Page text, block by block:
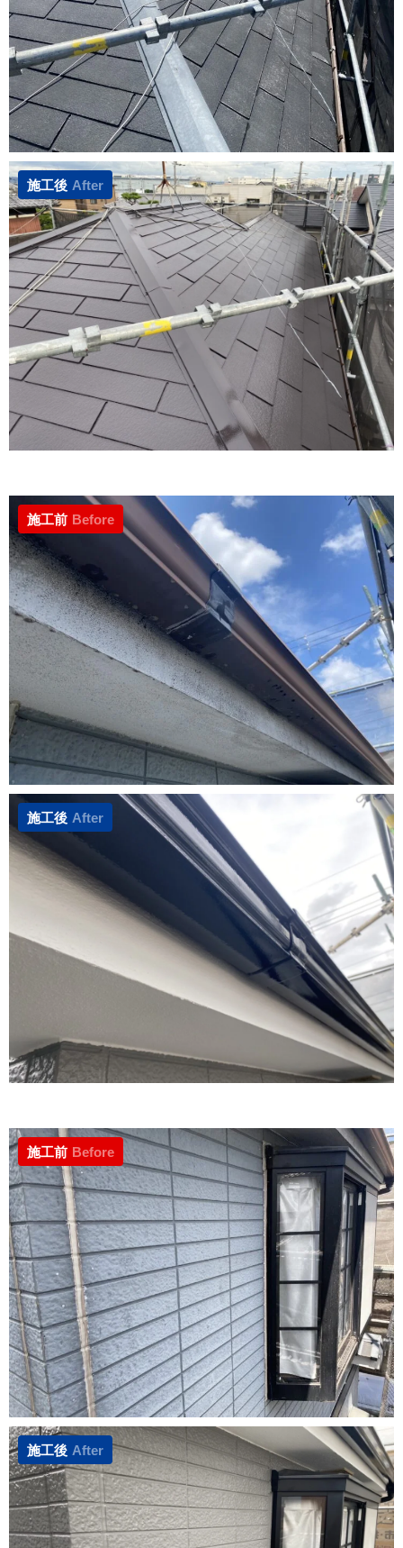
施工後 After
施工前 Before
施工後 After
施工前 Before
施工後 After